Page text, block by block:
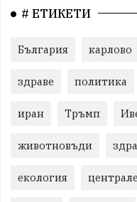
# ЕТИКЕТИ
България карлово
здраве политика
иран Тръмп
животновъди
екология